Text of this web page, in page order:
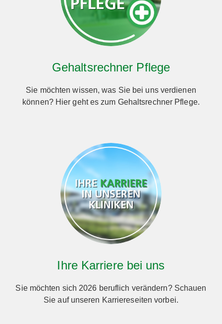
Gehaltsrechner Pflege
Sie möchten wissen, was Sie bei uns verdienen
können? Hier geht es zum Gehaltsrechner Pflege.
Ihre Karriere bei uns
Sie möchten sich 2026 beruflich verändern? Schauen
Sie auf unseren Karriereseiten vorbei.